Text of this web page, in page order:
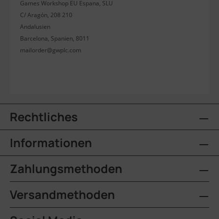
Games Workshop EU Espana, SLU
C/ Aragón, 208 210
Andalusien
Barcelona, Spanien, 8011
mailorder@gwplc.com
Rechtliches
Informationen
Zahlungsmethoden
Versandmethoden